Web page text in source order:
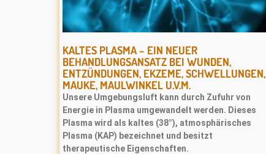
KALTES PLASMA – EIN NEUER
BEHANDLUNGSANSATZ BEI WUNDEN,
ENTZÜNDUNGEN, EKZEME, SCHWELLUNGEN,
MAUKE, MAULWINKEL U.V.M.
Unsere Umgebungsluft kann durch Zufuhr von
Energie in Plasma umgewandelt werden. Dieses
Plasma wird als kaltes (38°), atmosphärisches
Plasma (KAP) bezeichnet und besitzt
therapeutische Eigenschaften.